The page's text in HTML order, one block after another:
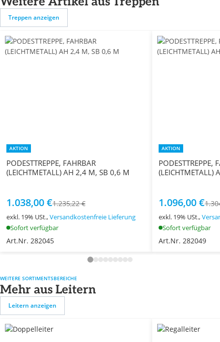
Treppen anzeigen
AKTION
PODESTTREPPE, FAHRBAR
(LEICHTMETALL) AH 2,4 M, SB 0,6 M
1.038,00 €1.235,22 €
exkl. 19% USt.,Versandkostenfreie Lieferung
Sofort verfügbar
Art.Nr. 282045
AKTION
PODESTTREPPE,
(LEICHTMETALL)
1.096,00 €
exkl. 19% USt.,
Sofort verfügbar
Art.Nr. 282049
WEITERE SORTIMENTSBEREICHE
Mehr aus Leitern
Leitern anzeigen